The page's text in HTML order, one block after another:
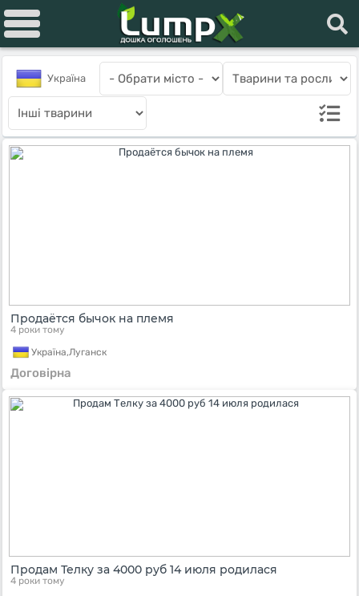
Україна
Продаётся бычок на племя
4 роки тому
Україна,Луганск
Договірна
Продам Телку за 4000 руб 14 июля родилася
4 роки тому